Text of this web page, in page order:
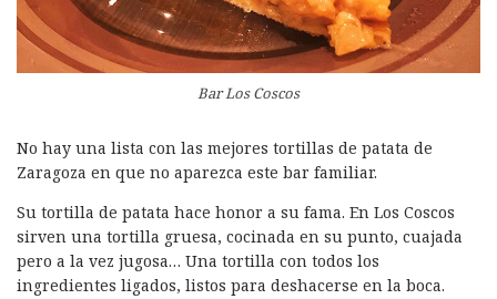
Bar Los Coscos
No hay una lista con las mejores tortillas de patata de
Zaragoza en que no aparezca este bar familiar.
Su tortilla de patata hace honor a su fama. En Los Coscos
sirven una tortilla gruesa, cocinada en su punto, cuajada
pero a la vez jugosa… Una tortilla con todos los
ingredientes ligados, listos para deshacerse en la boca.